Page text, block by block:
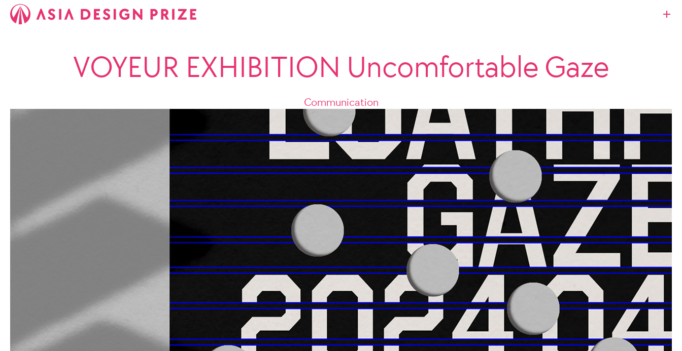
VOYEUR EXHIBITION Uncomfortable Gaze
Communication